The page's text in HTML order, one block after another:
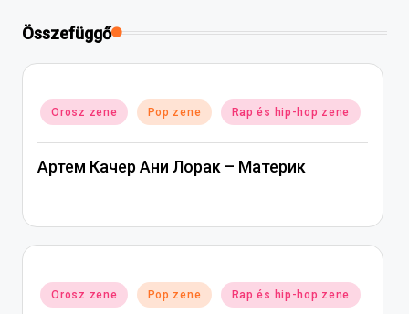
Összefüggő
Posted
in
Orosz zene Pop zene Rap és hip-hop zene
Артем Качер Ани Лорак – Материк
Posted
in
Orosz zene Pop zene Rap és hip-hop zene